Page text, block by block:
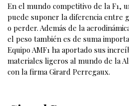
En el mundo competitivo de la F1,
puede suponer la diferencia entre
o perder. Además de la
el peso también es de suma
Equipo AMF1 ha aportado sus
materiales ligeros al mundo de la
con la firma Girard Perregaux.